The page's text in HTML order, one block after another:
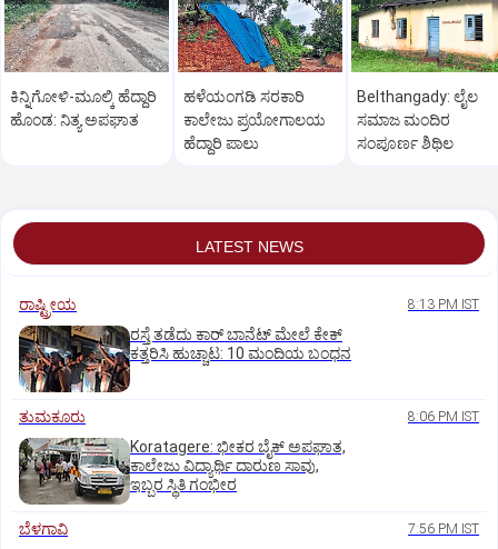
ಕಿನ್ನಿಗೋಳಿ-ಮೂಲ್ಕಿ ಹೆದ್ದಾರಿ
ಹೊಂಡ: ನಿತ್ಯ ಅಪಘಾತ
ಹಳೆಯಂಗಡಿ ಸರಕಾರಿ
ಕಾಲೇಜು ಪ್ರಯೋಗಾಲಯ
ಹೆದ್ದಾರಿ ಪಾಲು
Belthangady: ಲೈಲ
ಸಮಾಜ ಮಂದಿರ
ಸಂಪೂರ್ಣ ಶಿಥಿಲ
LATEST NEWS
ರಾಷ್ಟ್ರೀಯ 8:13 PM IST
ರಸ್ತೆ ತಡೆದು ಕಾರ್ ಬಾನೆಟ್ ಮೇಲೆ ಕೇಕ್
ಕತ್ತರಿಸಿ ಹುಚ್ಚಾಟ: 10 ಮಂದಿಯ ಬಂಧನ
ತುಮಕೂರು 8:06 PM IST
Koratagere: ಭೀಕರ ಬೈಕ್ ಅಪಘಾತ,
ಕಾಲೇಜು ವಿದ್ಯಾರ್ಥಿ ದಾರುಣ ಸಾವು,
ಇಬ್ಬರ ಸ್ಥಿತಿ ಗಂಭೀರ
ಬೆಳಗಾವಿ 7:56 PM IST